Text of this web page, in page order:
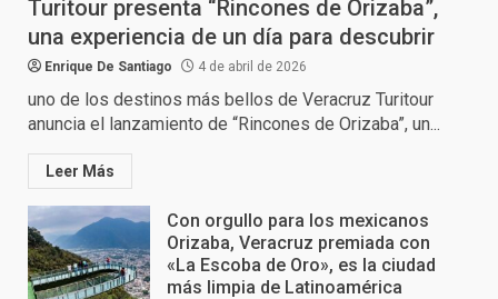
Turitour presenta “Rincones de Orizaba”,
una experiencia de un día para descubrir
Enrique De Santiago 4 de abril de 2026
uno de los destinos más bellos de Veracruz Turitour
anuncia el lanzamiento de “Rincones de Orizaba”, un...
Leer Más
Con orgullo para los mexicanos
Orizaba, Veracruz premiada con
«La Escoba de Oro», es la ciudad
más limpia de Latinoamérica